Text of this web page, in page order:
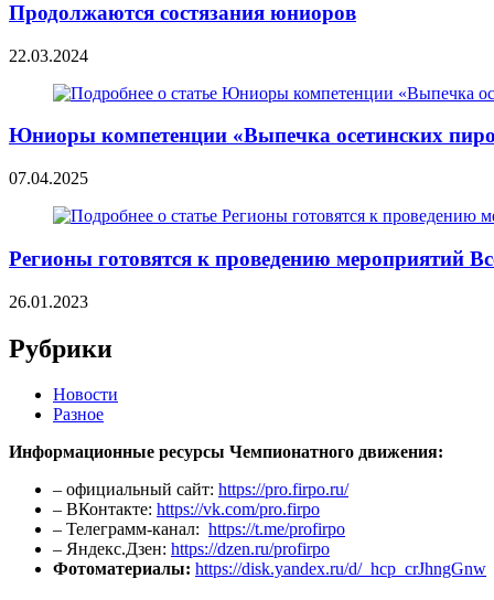
Продолжаются состязания юниоров
22.03.2024
Юниоры компетенции «Выпечка осетинских
07.04.2025
Регионы готовятся к проведению мероприятий
26.01.2023
Рубрики
Новости
Разное
Информационные ресурсы Чемпионатного движения:
– официальный сайт: https://pro.firpo.ru/
– ВКонтакте: https://vk.com/pro.firpo
– Телеграмм-канал: https://t.me/profirpo
– Яндекс.Дзен: https://dzen.ru/profirpo
Фотоматериалы: https://disk.yandex.ru/d/_hcp_crJhngGnw